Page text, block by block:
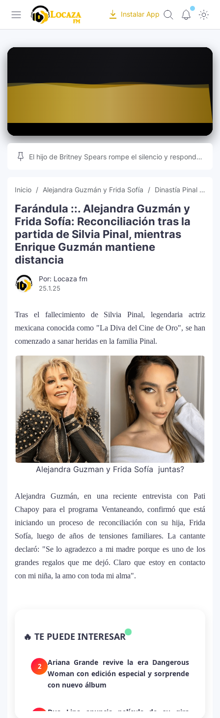
Recursos Online
Videos Musicales
Instalar App
El hijo de Britney Spears rompe el silencio y responde
Inicio Alejandra Guzmán y Frida Sofía Dinastía Pinal conflicto
Farándula ::. Alejandra Guzmán y
Frida Sofía: Reconciliación tras la
partida de Silvia Pinal, mientras
Enrique Guzmán mantiene
distancia
Por: Locaza fm
25.1.25
Tras el fallecimiento de Silvia Pinal, legendaria actriz
mexicana conocida como "La Diva del Cine de Oro", se han
comenzado a sanar heridas en la familia Pinal.
Alejandra Guzman y Frida Sofía juntas?
Alejandra Guzmán, en una reciente entrevista con Pati
Chapoy para el programa Ventaneando, confirmó que está
iniciando un proceso de reconciliación con su hija, Frida
Sofía, luego de años de tensiones familiares. La cantante
declaró: "Se lo agradezco a mi madre porque es uno de los
grandes regalos que me dejó. Claro que estoy en contacto
con mi niña, la amo con toda mi alma".
🔥 TE PUEDE INTERESAR
despecho en un himno para Puerto Rico
2
Ariana Grande revive la era Dangerous
Woman con edición especial y sorprende
con nuevo álbum
Dua Lipa anuncia película de su gira